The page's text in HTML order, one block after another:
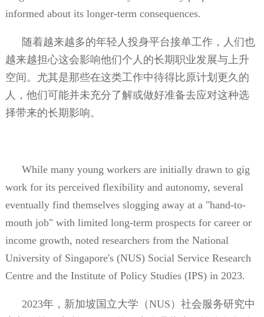
informed about its longer-term consequences.
随着越来越多的年轻人投身平台接单工作，人们也
越来越担心这会影响他们个人的长期职业发展与上升
空间。尤其是那些在这类工作中待得比原计划更久的
人，他们可能并未充分了解或做好准备去应对这种选
择带来的长期影响。
While many young workers are initially drawn to gig
work for its perceived flexibility and autonomy, several
eventually find themselves slogging away at a "hand-to-
mouth job" with limited long-term prospects for career or
income growth, noted researchers from the National
University of Singapore's (NUS) Social Service Research
Centre and the Institute of Policy Studies (IPS) in 2023.
2023年，新加坡国立大学（NUS ）社会服务研究中